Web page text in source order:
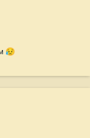
😥